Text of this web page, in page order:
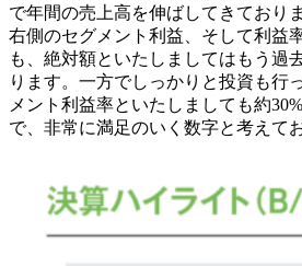
で年間の売上高を伸ばしてきておりま
右側のセグメント利益、そして利益
も、絶対額といたしましてはもう過
ります。一方でしっかりと投資も行
メント利益率といたしましても約
で、非常に満足のいく数字と考えて